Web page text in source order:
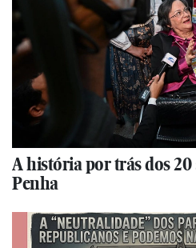
A história por trás dos
Penha